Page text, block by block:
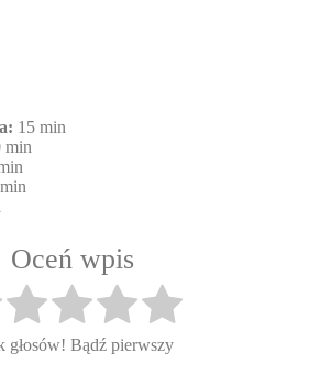
15 min
min
Oceń wpis
głosów! Bądź pierwszy